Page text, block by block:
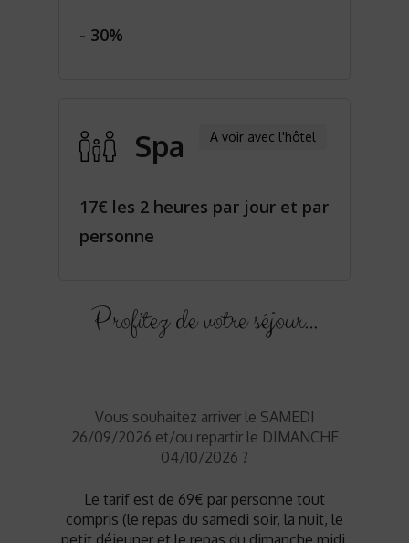
- 30%
Spa
17€ les 2 heures par jour et par
personne
A voir avec l'hôtel
Profitez de votre séjour…
Vous souhaitez arriver le SAMEDI
26/09/2026 et/ou repartir le DIMANCHE
04/10/2026 ?
Le tarif est de 69€ par personne tout
compris (le repas du samedi soir, la nuit, le